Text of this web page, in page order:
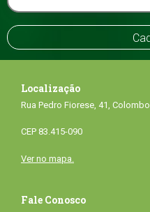
Localização
Rua Pedro Fiorese, 41, Colombo
CEP 83.415-090
Ver no mapa.
Fale Conosco